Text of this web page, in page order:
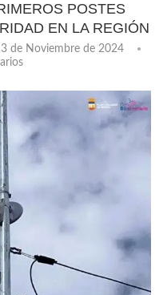
POSTES
EN LA REGIÓN
de Noviembre de 2024